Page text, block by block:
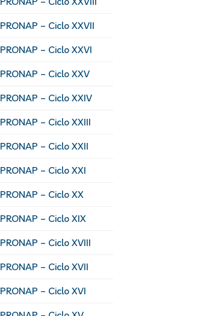
PRONAP – Ciclo XXVII
PRONAP – Ciclo XXVI
PRONAP – Ciclo XXV
PRONAP – Ciclo XXIV
PRONAP – Ciclo XXIII
PRONAP – Ciclo XXII
PRONAP – Ciclo XXI
PRONAP – Ciclo XX
PRONAP – Ciclo XIX
PRONAP – Ciclo XVIII
PRONAP – Ciclo XVII
PRONAP – Ciclo XVI